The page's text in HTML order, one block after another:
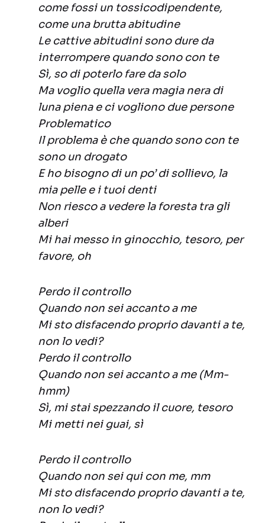
come fossi un tossicodipendente,
come una brutta abitudine
Le cattive abitudini sono dure da
interrompere quando sono con te
Sì, so di poterlo fare da solo
Ma voglio quella vera magia nera di
luna piena e ci vogliono due persone
Problematico
Il problema è che quando sono con te
sono un drogato
E ho bisogno di un po’ di sollievo, la
mia pelle e i tuoi denti
Non riesco a vedere la foresta tra gli
alberi
Mi hai messo in ginocchio, tesoro, per
favore, oh
Perdo il controllo
Quando non sei accanto a me
Mi sto disfacendo proprio davanti a te,
non lo vedi?
Perdo il controllo
Quando non sei accanto a me (Mm-
hmm)
Sì, mi stai spezzando il cuore, tesoro
Mi metti nei guai, sì
Perdo il controllo
Quando non sei qui con me, mm
Mi sto disfacendo proprio davanti a te,
non lo vedi?